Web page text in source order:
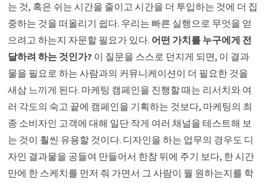
는 것, 혹은 쉬는 시간을 줄이고 시간을 더 투입하는 것에 더 집
중하는 것을 떠올리기 쉽다. 우리는 빠른 실행으로 무엇을 얻
으려고 하는지 자문할 필요가 있다. 어떤 가치를 누구에게 전
달하려 하는 것인가? 이 질문을 스스로 던지게 되면, 이 결과
물을 필요로 하는 사람과의 커뮤니케이션이 더 필요한 것을
새삼 느끼게 된다. 마케팅 캠페인을 진행할 때는 리서치와 여
러 각도의 숙고 끝에 캠페인을 기획하는 것보다, 마케팅의 최
종 소비자인 고객에 대해 일단 작게 여러 채널을 테스트해 보
는 것이 훨씬 유용할 것이다. 디자인을 하는 업무의 경우도 디
자인 결과물을 공들여 만들어서 한참 뒤에 주기 보다, 한 시간
만에 한 스케치를 먼저 줘 가면서 그 사람이 뭘 원하는지를 학